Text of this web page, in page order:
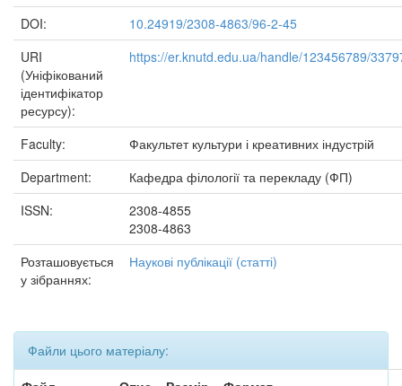
DOI:
10.24919/2308-4863/96-2-45
URI
(Уніфікований
ідентифікатор
ресурсу):
https://er.knutd.edu.ua/handle/123456789/
Faculty:
Факультет культури і креативних індустрій
Department:
Кафедра філології та перекладу (ФП)
ISSN:
2308-4855
2308-4863
Розташовується
у зібраннях:
Наукові публікації (статті)
Файли цього матеріалу: